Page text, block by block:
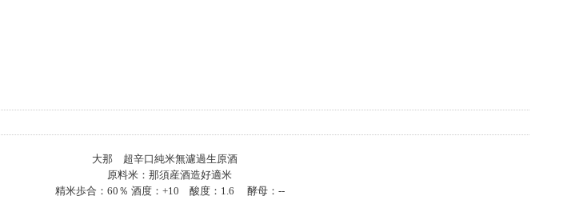
大那 超辛口純米無濾過生原酒
原料米：那須産酒造好適米
精米歩合：60％ 酒度：+10 酸度：1.6 酵母：--